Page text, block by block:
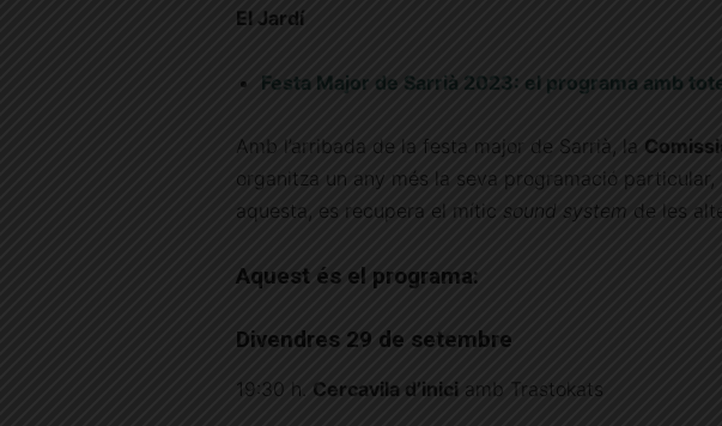
El Jardí
Festa Major de Sarrià 2023: el programa amb
Amb l’arribada de la festa major de Sarrià, la
organitza un any més la seva programació particular,
aquesta, es recupera el mític sound system de les
Aquest és el programa:
Divendres 29 de setembre
19:30 h. Cercavila d’inici amb Trastokats